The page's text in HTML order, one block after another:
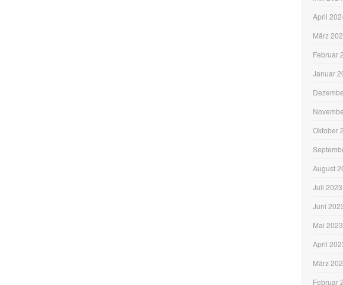
April
März
Februar
Januar
Oktober
August
Juli 2023
Juni
Mai 2023
April
März
Februar